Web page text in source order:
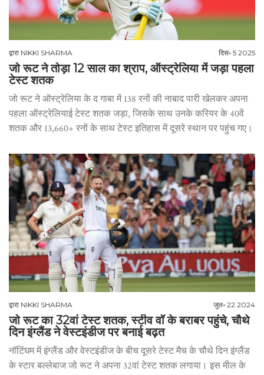
द्वारा NIKKI SHARMA दिस॰ 5 2025
जो रूट ने तोड़ा 12 साल का श्राप, ऑस्ट्रेलिया में जड़ा पहला
टेस्ट शतक
जो रूट ने ऑस्ट्रेलिया के द गाबा में 138 रनों की नाबाद पारी खेलकर अपना
पहला ऑस्ट्रेलियाई टेस्ट शतक जड़ा, जिसके साथ उनके करियर के 40वें
शतक और 13,660+ रनों के साथ टेस्ट इतिहास में दूसरे स्थान पर पहुंच गए।
द्वारा NIKKI SHARMA जुल॰ 22 2024
जो रूट का 32वां टेस्ट शतक, स्टीव वॉ के बराबर पहुंचे, चौथे
दिन इंग्लैंड ने वेस्टइंडीज पर बनाई बढ़त
नॉटिंघम में इंग्लैंड और वेस्टइंडीज के बीच दूसरे टेस्ट मैच के चौथे दिन इंग्लैंड
के स्टार बल्लेबाज जो रूट ने अपना 32वां टेस्ट शतक लगाया। इस मील के